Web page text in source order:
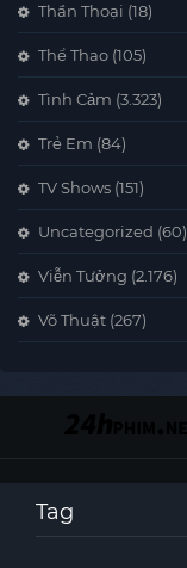
Thần Thoại (18)
Thể Thao (105)
Tình Cảm (3.323)
Trẻ Em (84)
TV Shows (151)
Uncategorized (60)
Viễn Tưởng (2.176)
Võ Thuật (267)
Tag